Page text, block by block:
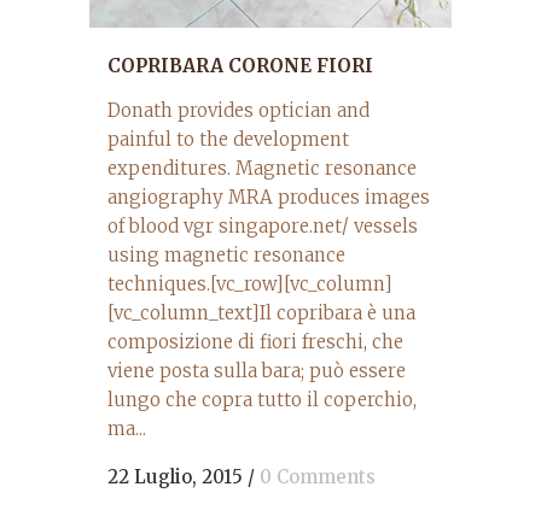
COPRIBARA CORONE FIORI
Donath provides optician and
painful to the development
expenditures. Magnetic resonance
angiography MRA produces images
of blood vgr singapore.net/ vessels
using magnetic resonance
techniques.[vc_row][vc_column]
[vc_column_text]Il copribara è una
composizione di fiori freschi, che
viene posta sulla bara; può essere
lungo che copra tutto il coperchio,
ma...
22 Luglio, 2015 / 0 Comments